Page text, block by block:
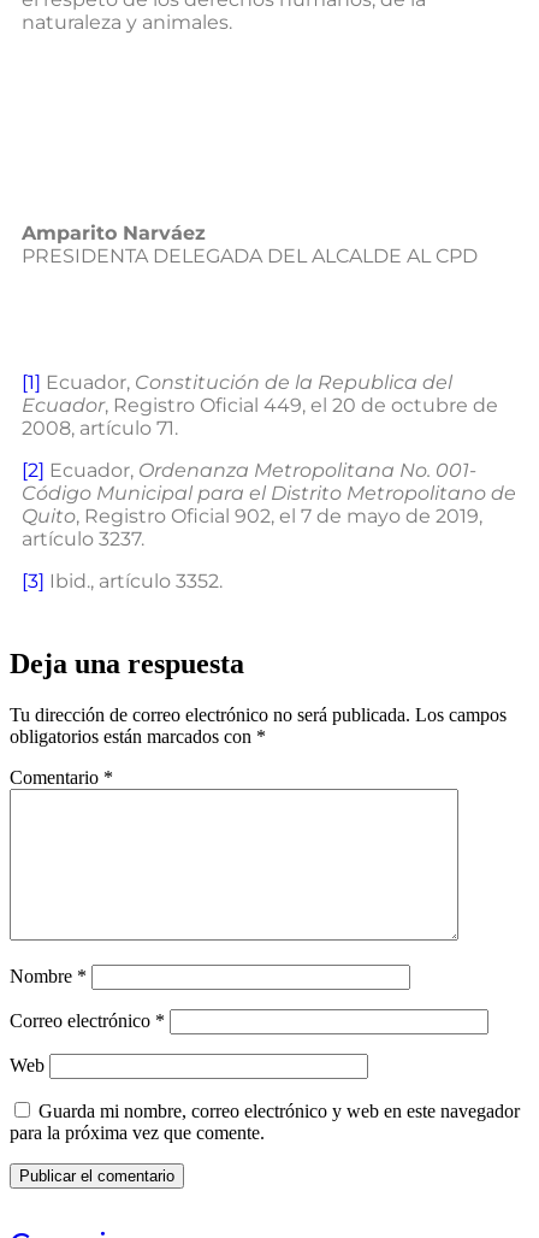
naturaleza y animales.
Amparito Narváez
PRESIDENTA DELEGADA DEL ALCALDE AL CPD
[1] Ecuador, Constitución de la Republica del
Ecuador, Registro Oficial 449, el 20 de octubre de
2008, artículo 71.
[2] Ecuador, Ordenanza Metropolitana No. 001-
Código Municipal para el Distrito Metropolitano de
Quito, Registro Oficial 902, el 7 de mayo de 2019,
artículo 3237.
[3] Ibid., artículo 3352.
Deja una respuesta
Tu dirección de correo electrónico no será publicada. Los campos
obligatorios están marcados con *
Comentario *
Nombre *
Correo electrónico *
Web
Guarda mi nombre, correo electrónico y web en este navegador
para la próxima vez que comente.